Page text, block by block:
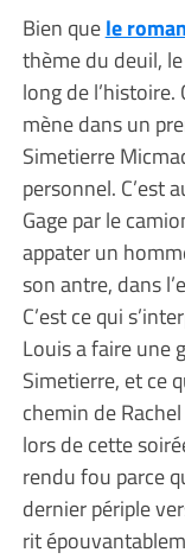
Bien quele
thème du deuil,
long de
mène dans un
Simetierre
personnel. C’est
Gage par le
appater un
son antre, dans
C’est ce qui
Louis a faire une
Simetierre, et ce
chemin de
lors de cette
rendu fou parce
dernier périple
rit